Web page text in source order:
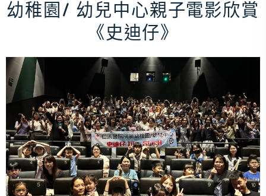
幼稚園/ 幼兒中心親子電影欣賞
《史迪仔》